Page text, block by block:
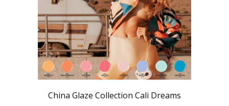
China Glaze Collection Cali Dreams